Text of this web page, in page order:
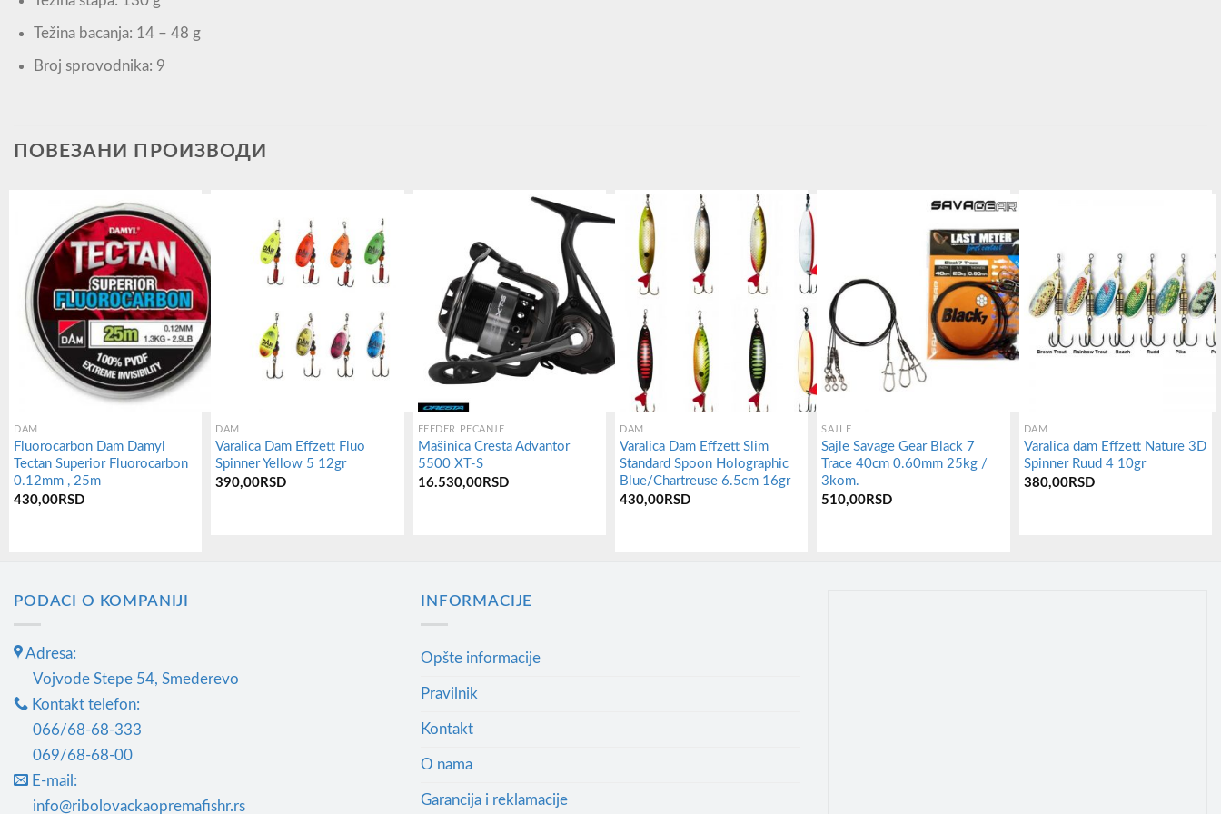
Težina bacanja: 14 – 48 g
Broj sprovodnika: 9
ПОВЕЗАНИ ПРОИЗВОДИ
DAM
Fluorocarbon Dam Damyl
Tectan Superior Fluorocarbon
0.12mm , 25m
430,00 RSD
DAM
Varalica Dam Effzett Fluo
Spinner Yellow 5 12gr
390,00 RSD
FEEDER PECANJE
Mašinica Cresta Advantor
5500 XT-S
16.530,00RSD
DAM
Varalica Dam Effzett Slim
Standard Spoon Holographic
Blue/Chartreuse 6.5cm 16gr
430,00RSD
SAJLE
Sajle Savage Gear Black 7
Trace 40cm 0.60mm 25kg /
3kom.
510,00 RSD
DAM
Varalica dam Effzett Nature 3D
Spinner Ruud 4 10gr
380,00RSD
PODACI O KOMPANIJI
Adresa:
Vojvode Stepe 54, Smederevo
Kontakt telefon:
066/68-68-333
069/68-68-00
E-mail:
info@ribolovackaopremafishr.rs
INFORMACIJE
Opšte informacije
Pravilnik
Kontakt
O nama
Garancija i reklamacije